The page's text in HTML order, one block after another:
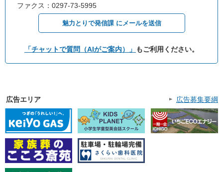
ファクス：0297-73-5995
魅力とりで発信課 にメールを送信
「チャットで質問（AIがご案内）」 もご利用ください。
広告エリア 広告募集要綱